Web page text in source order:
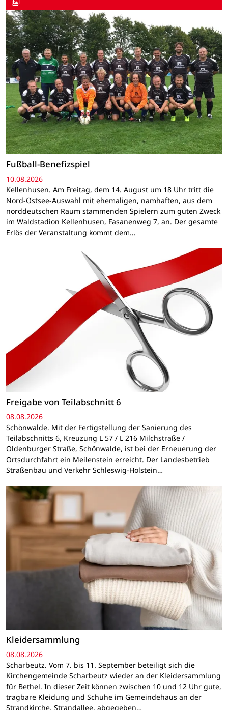
Fußball-Benefizspiel
10.08.2026
Kellenhusen. Am Freitag, dem 14. August um 18 Uhr tritt die
Nord-Ostsee-Auswahl mit ehemaligen, namhaften, aus dem
norddeutschen Raum stammenden Spielern zum guten Zweck
im Waldstadion Kellenhusen, Fasanenweg 7, an. Der gesamte
Erlös der Veranstaltung kommt dem…
Freigabe von Teilabschnitt 6
08.08.2026
Schönwalde. Mit der Fertigstellung der Sanierung des
Teilabschnitts 6, Kreuzung L 57 / L 216 Milchstraße /
Oldenburger Straße, Schönwalde, ist bei der Erneuerung der
Ortsdurchfahrt ein Meilenstein erreicht. Der Landesbetrieb
Straßenbau und Verkehr Schleswig-Holstein…
Kleidersammlung
08.08.2026
Scharbeutz. Vom 7. bis 11. September beteiligt sich die
Kirchengemeinde Scharbeutz wieder an der Kleidersammlung
für Bethel. In dieser Zeit können zwischen 10 und 12 Uhr gute,
tragbare Kleidung und Schuhe im Gemeindehaus an der
Strandkirche, Strandallee, abgegeben…